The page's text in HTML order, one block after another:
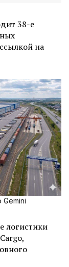
38-е
на
логистики